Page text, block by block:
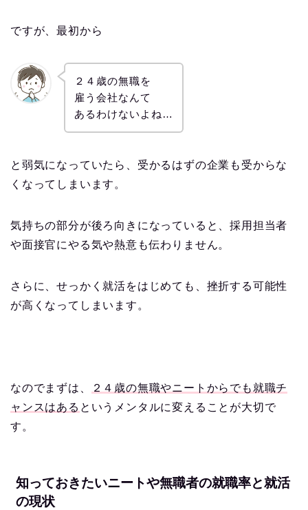
ですが、最初から
２４歳の無職を
雇う会社なんて
あるわけないよね…
と弱気になっていたら、受かるはずの企業も受からな
くなってしまいます。
気持ちの部分が後ろ向きになっていると、採用担当者
や面接官にやる気や熱意も伝わりません。
さらに、せっかく就活をはじめても、挫折する可能性
が高くなってしまいます。
なのでまずは、
２４歳の無職やニートからでも就職チ
ャンスはある というメンタルに変えることが大切で
す。
知っておきたいニートや無職者の就職率と就活
の現状